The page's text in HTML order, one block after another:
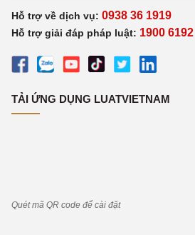
Hỗ trợ về dịch vụ: 0938 36 1919
Hỗ trợ giải đáp pháp luật: 1900 6192
TẢI ỨNG DỤNG LUATVIETNAM
Quét mã QR code để cài đặt